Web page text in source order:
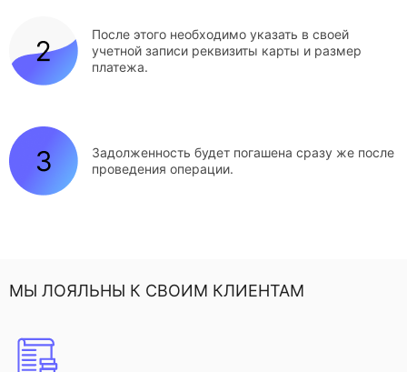
После этого необходимо указать в своей
учетной записи реквизиты карты и размер
платежа.
Задолженность будет погашена сразу же после
проведения операции.
МЫ ЛОЯЛЬНЫ К СВОИМ КЛИЕНТАМ